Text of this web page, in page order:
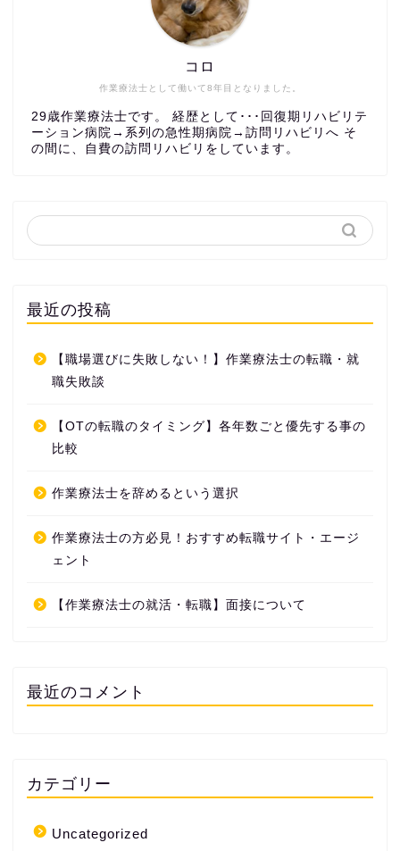
作業療法士として働いて8年目となりました。
コロ
29歳作業療法士です。 経歴として･･･回復期リハビリテ
ーション病院→系列の急性期病院→訪問リハビリへ そ
の間に、自費の訪問リハビリをしています。
最近の投稿
【職場選びに失敗しない！】作業療法士の転職・就
職失敗談
【OTの転職のタイミング】各年数ごと優先する事の
比較
作業療法士を辞めるという選択
作業療法士の方必見！おすすめ転職サイト・エージ
ェント
【作業療法士の就活・転職】面接について
最近のコメント
カテゴリー
Uncategorized